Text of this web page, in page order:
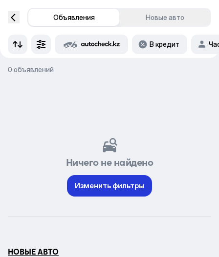
Объявления Новые авто
В кредит
0 объявлений
Ничего не найдено
Изменить фильтры
НОВЫЕ АВТО